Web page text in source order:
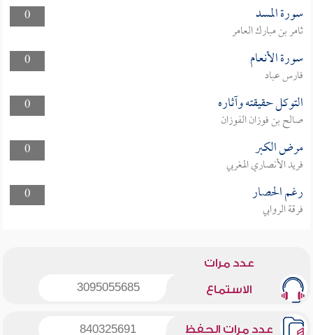
0 سورة المسد
ثامر بن مبارك العامر
0
سورة الأنعام
فارس عباد
0
التوكل حقيقته وآثاره
صالح بن فوزان الفوزان
0
مرض الكبر
فريد الأنصاري المغربي
0
رغم الحصار
فرقة الروابي
عدد مرات
الاستماع 3095055685
عدد مرات الحفظ 840325691